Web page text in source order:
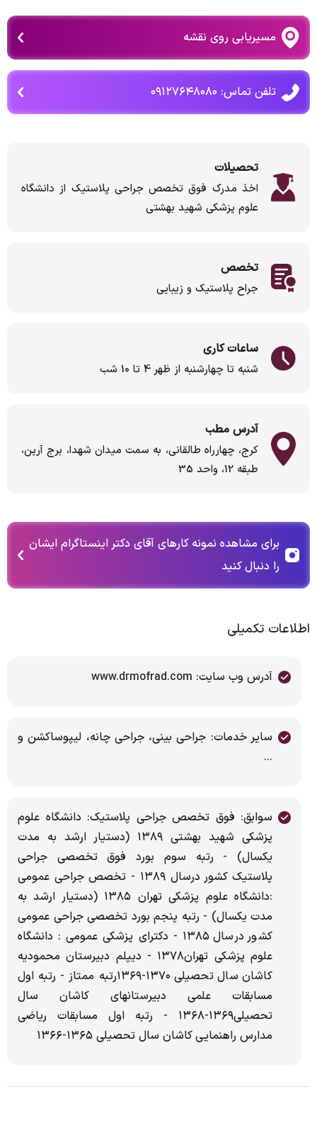
مسیریابی روی نقشه
تلفن تماس: ۰۹۱۲۷۶۴۸۰۸۰
تحصیلات
اخذ مدرک فوق تخصص جراحی پلاستیک از دانشگاه
علوم پزشکی شهید بهشتی
تخصص
جراح پلاستیک و زیبایی
ساعات کاری
شنبه تا چهارشنبه از ظهر 4 تا 10 شب
آدرس مطب
كرج، چهارراه طالقاني، به سمت ميدان شهدا، برج آرين،
طبقه 12، واحد 35
برای مشاهده نمونه کارهای آقای دکتر اینستاگرام ایشان
را دنبال کنید
اطلاعات تکمیلی
آدرس وب سایت: www.drmofrad.com
سایر خدمات: جراحی بینی، جراحی چانه، لیپوساکشن و
...
سوابق: فوق تخصص جراحی پلاستیک: دانشگاه علوم
پزشکی شهید بهشتی ۱۳۸۹ (دستیار ارشد به مدت
یکسال) - رتبه سوم بورد فوق تخصصی جراحی
پلاستیک کشور درسال ۱۳۸۹ - تخصص جراحی عمومی
:دانشگاه علوم پزشکی تهران ۱۳۸۵ (دستیار ارشد به
مدت یکسال) - رتبه پنجم بورد تخصصی جراحی عمومی
کشور درسال ۱۳۸۵ - دکترای پزشکی عمومی : دانشگاه
علوم پزشکی تهران۱۳۷۸ - دیپلم دبیرستان محمودیه
کاشان سال تحصیلی ۱۳۷۰-۱۳۶۹رتبه ممتاز - رتبه اول
مسابقات علمی دبیرستانهای کاشان سال
تحصیلی۱۳۶۹-۱۳۶۸ - رتبه اول مسابقات ریاضی
مدارس راهنمایی کاشان سال تحصیلی ۱۳۶۵-۱۳۶۶